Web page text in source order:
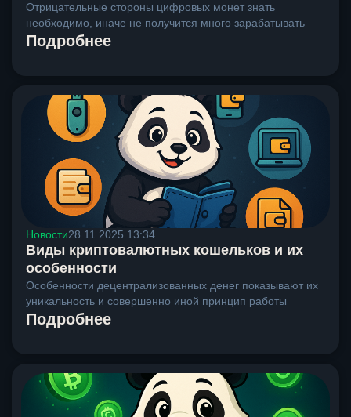
Отрицательные стороны цифровых монет знать
необходимо, иначе не получится много зарабатывать
Подробнее
Новости28.11.2025 13:34
Виды криптовалютных кошельков и их
особенности
Особенности децентрализованных денег показывают их
уникальность и совершенно иной принцип работы
Подробнее